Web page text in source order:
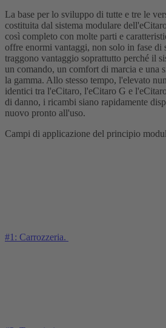
La base per lo sviluppo di tutte e tre le
costituita dal sistema modulare
così completo con molte parti e
offre enormi vantaggi, non solo in fase
traggono vantaggio soprattutto perché il
un comando, un comfort di marcia e una
la gamma. Allo stesso tempo, l'elevato
identici tra l'eCitaro, l'eCitaro G e
di danno, i ricambi siano rapidamente
nuovo pronto all'uso.
Campi di applicazione del principio
#1: Carrozzeria.